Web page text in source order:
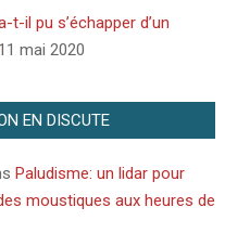
t-il pu s’échapper d’un
11 mai 2020
EN DISCUTE
Paludisme: un lidar pour
moustiques aux heures de